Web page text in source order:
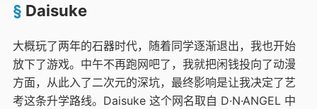
Daisuke
大概玩了两年的石器时代，随着同学逐渐退出，我也开始
放下了游戏。中午不再跑网吧了，我就把闲钱投向了动漫
方面，从此入了二次元的深坑，最终影响是让我决定了艺
考这条升学路线。Daisuke 这个网名取自 D·N·ANGEL 中